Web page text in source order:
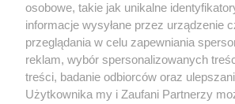
osobowe, takie jak unikalne
informacje wysyłane przez urządzenie
przeglądania w celu zapewniania
reklam, wybór spersonalizowanych
treści, badanie odbiorców oraz
Użytkownika my i Zaufani Partnerzy